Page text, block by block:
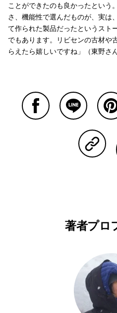
ことができたのも良かったという
さ、機能性で選んだものが、実は
て作られた製品だったというスト
でもあります。リビセンの古材や
らえたら嬉しいですね」（東野さん
Copy
著者プロ